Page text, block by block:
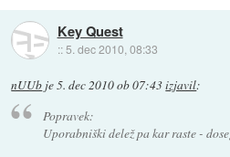
Key Quest
:: 5. dec 2010, 08:33
nUUb je5. dec 2010 ob 07:43izjavil:
Popravek:
Uporabniški delež pa kar raste -